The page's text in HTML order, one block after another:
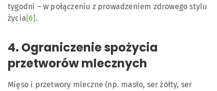
tygodni – w połączeniu z prowadzeniem zdrowego stylu
życia[6] .
4. Ograniczenie spożycia
przetworów mlecznych
Mięso i przetwory mleczne (np. masło, ser żółty, ser